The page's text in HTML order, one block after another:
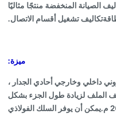
المنخفضة منتجًا مثاليًا
تشغيل أقسام الاتصال.
ميزة:
وخارجي أحادي الجدار ،
لزيادة طول الجزء بشكل
إلى 50 م - 200 م.يمكن أن يوفر السلك الفولاذي